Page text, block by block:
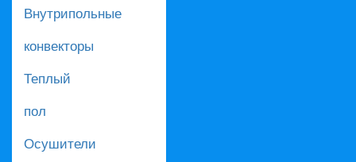
Внутрипольные
конвекторы
Теплый
пол
Осушители